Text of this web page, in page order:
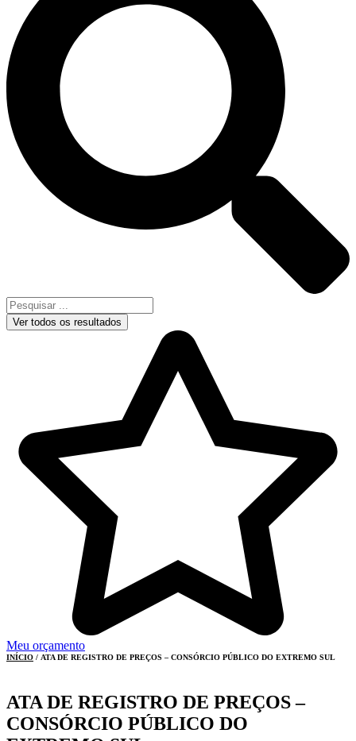
Ver todos os resultados
Meu orçamento
INÍCIO / ATA DE REGISTRO DE PREÇOS – CONSÓRCIO PÚBLICO DO EXTREMO SUL
ATA DE REGISTRO DE PREÇOS –
CONSÓRCIO PÚBLICO DO